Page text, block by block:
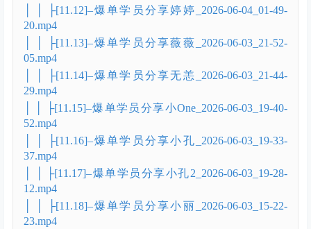
│ │ ├[11.12]–爆单学员分享婷婷_2026-06-04_01-49-
20.mp4
│ │ ├[11.13]–爆单学员分享薇薇_2026-06-03_21-52-
05.mp4
│ │ ├[11.14]–爆单学员分享无恙_2026-06-03_21-44-
29.mp4
│ │ ├[11.15]–爆单学员分享小One_2026-06-03_19-40-
52.mp4
│ │ ├[11.16]–爆单学员分享小孔_2026-06-03_19-33-
37.mp4
│ │ ├[11.17]–爆单学员分享小孔2_2026-06-03_19-28-
12.mp4
│ │ ├[11.18]–爆单学员分享小丽_2026-06-03_15-22-
23.mp4